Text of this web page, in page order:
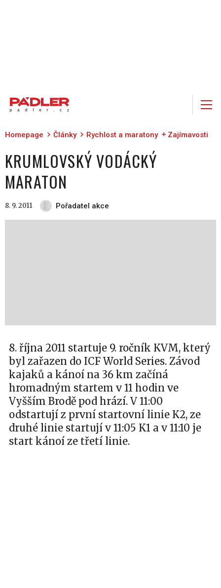
Homepage Články Rychlost a maratony Zajímavosti
KRUMLOVSKÝ VODÁCKÝ
MARATON
8. 9. 2011 Pořadatel akce
8. října 2011 startuje 9. ročník KVM, který
byl zařazen do ICF World Series. Závod
kajaků a kánoí na 36 km začíná
hromadným startem v 11 hodin ve
Vyšším Brodě pod hrází. V 11:00
odstartují z první startovní linie K2, ze
druhé linie startují v 11:05 K1 a v 11:10 je
start kánoí ze třetí linie.